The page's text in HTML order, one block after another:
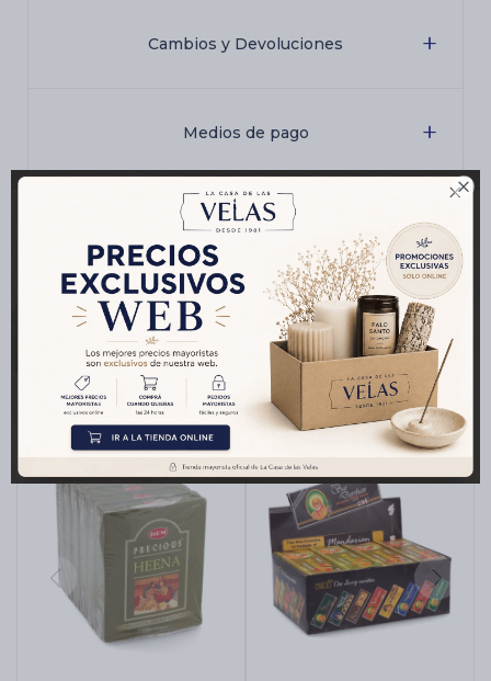

Cambios y Devoluciones
Medios de pago
Características
Productos que te pueden interesar